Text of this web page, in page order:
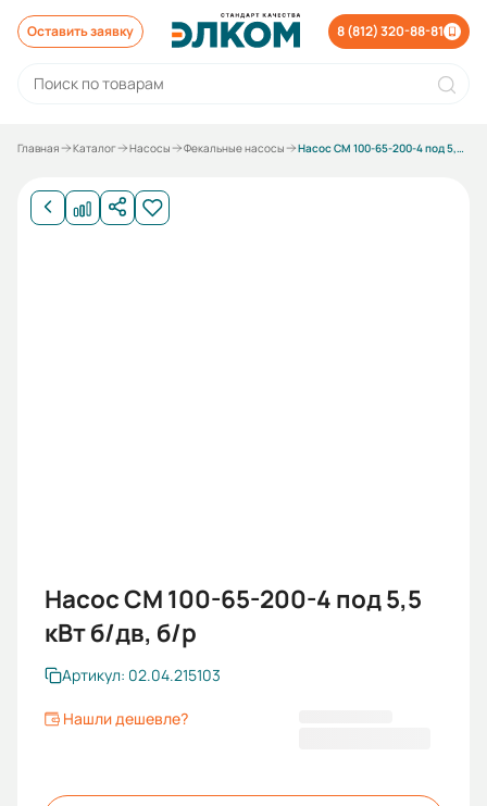
Оставить заявку 8 (812) 320-88-81
Главная Каталог Насосы Фекальные насосы Насос СМ 100-65-200-4 под 5,5 кВт без электродвигателя без рамы
Насос СМ 100-65-200-4 под 5,5
кВт б/дв, б/р
Артикул: 02.04.215103
Нашли дешевле?